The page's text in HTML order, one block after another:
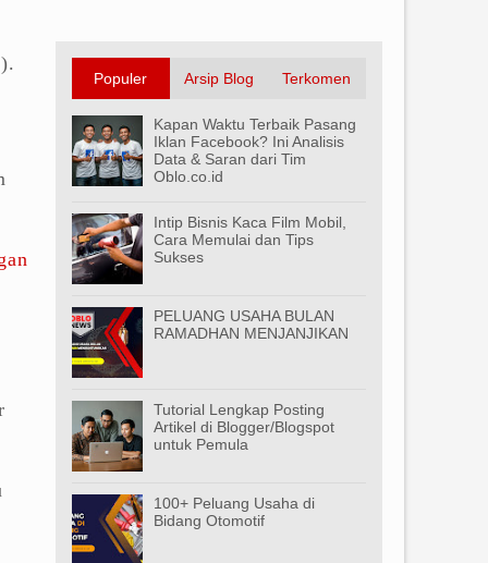
Populer Arsip Blog Terkomen
Kapan Waktu Terbaik Pasang
Iklan Facebook? Ini Analisis
Data & Saran dari Tim
Oblo.co.id
Intip Bisnis Kaca Film Mobil,
Cara Memulai dan Tips
Sukses
PELUANG USAHA BULAN
RAMADHAN MENJANJIKAN
Tutorial Lengkap Posting
Artikel di Blogger/Blogspot
untuk Pemula
100+ Peluang Usaha di
Bidang Otomotif